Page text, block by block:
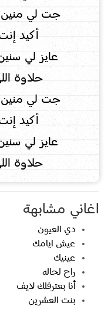
جت لي
أكيد
عايز لي
حلاوة
جت لي
أكيد
عايز لي
حلاوة
اغاني مشابهة
دي العيون
عيش ايامك
عينيك
راح لحاله
أنا بعترفلك لايف
بنت العشرين